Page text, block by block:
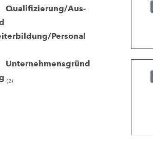
Qualifizierung/Aus-
Personal
Unternehmensgründ
(2)